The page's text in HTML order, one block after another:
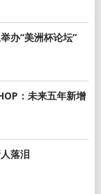
办“美洲杯论坛”
：未来五年新增
落泪